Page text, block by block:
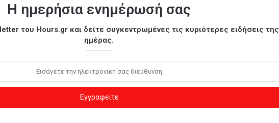
Η ημερήσια ενημέρωσή σας
του Hours.gr και δείτε συγκεντρωμένες τις κυριότερες ειδήσεις της
ημέρας.